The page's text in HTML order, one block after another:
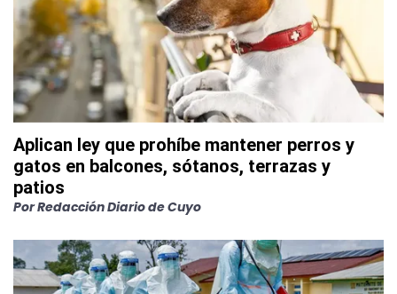
Aplican ley que prohíbe mantener perros y
gatos en balcones, sótanos, terrazas y
patios
PorRedacción Diario de Cuyo